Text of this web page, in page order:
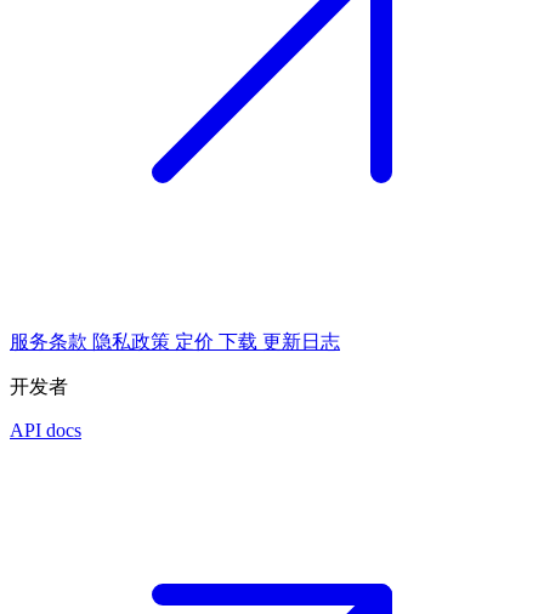
服务条款 隐私政策 定价 下载 更新日志
开发者
API docs